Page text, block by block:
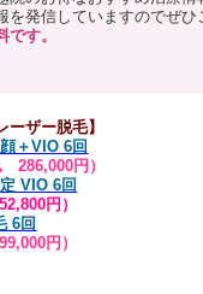
を発信していますのでぜひ
す。
ーザー脱毛】
＋VIO 6回
286,000円）
VIO 6回
円）
6回
円）